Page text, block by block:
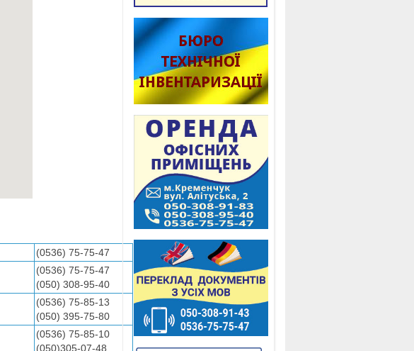
(0536) 75-75-47
(0536) 75-75-47
(050) 308-95-40
(0536) 75-85-13
(050) 395-75-80
(0536) 75-85-10
(050)305-07-48